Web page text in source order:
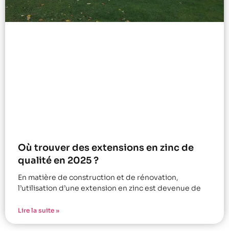
Où trouver des extensions en zinc de
qualité en 2025 ?
En matière de construction et de rénovation,
l’utilisation d’une extension en zinc est devenue de
Lire la suite »